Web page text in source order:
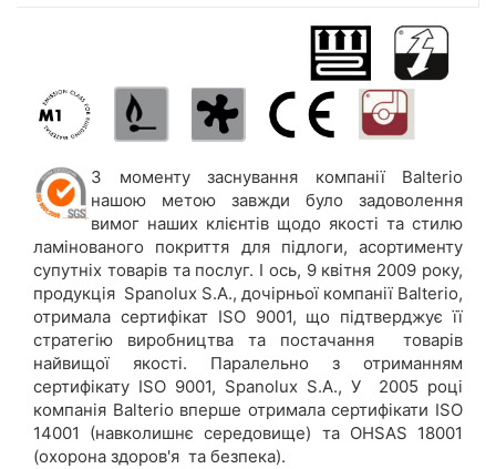
З моменту заснування компанії Balterio
нашою метою завжди було задоволення
вимог наших клієнтів щодо якості та стилю
ламінованого покриття для підлоги, асортименту
супутніх товарів та послуг. І ось, 9 квітня 2009 року,
продукція Spanolux S.A., дочірньої компанії Balterio,
отримала сертифікат ISO 9001, що підтверджує її
стратегію виробництва та постачання товарів
найвищої якості. Паралельно з отриманням
сертифікату ISO 9001, Spanolux S.A., У 2005 році
компанія Balterio вперше отримала сертифікати ISO
14001 (навколишнє середовище) та OHSAS 18001
(охорона здоров'я та безпека).